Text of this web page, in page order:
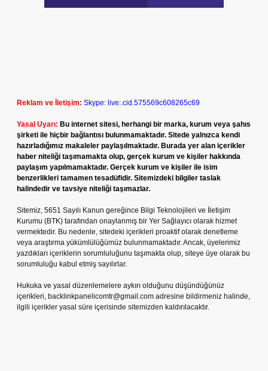
Reklam ve İletişim: Skype: live:.cid.575569c608265c69
Yasal Uyarı: Bu internet sitesi, herhangi bir marka, kurum veya şahıs
şirketi ile hiçbir bağlantısı bulunmamaktadır. Sitede yalnızca kendi
hazırladığımız makaleler paylaşılmaktadır. Burada yer alan içerikler
haber niteliği taşımamakta olup, gerçek kurum ve kişiler hakkında
paylaşım yapılmamaktadır. Gerçek kurum ve kişiler ile isim
benzerlikleri tamamen tesadüfidir. Sitemizdeki bilgiler taslak
halindedir ve tavsiye niteliği taşımazlar.
Sitemiz, 5651 Sayılı Kanun gereğince Bilgi Teknolojileri ve İletişim
Kurumu (BTK) tarafından onaylanmış bir Yer Sağlayıcı olarak hizmet
vermektedir. Bu nedenle, sitedeki içerikleri proaktif olarak denetleme
veya araştırma yükümlülüğümüz bulunmamaktadır. Ancak, üyelerimiz
yazdıkları içeriklerin sorumluluğunu taşımakta olup, siteye üye olarak bu
sorumluluğu kabul etmiş sayılırlar.
Hukuka ve yasal düzenlemelere aykırı olduğunu düşündüğünüz
içerikleri, backlinkpanelicomtr@gmail.com adresine bildirmeniz halinde,
ilgili içerikler yasal süre içerisinde sitemizden kaldırılacaktır.